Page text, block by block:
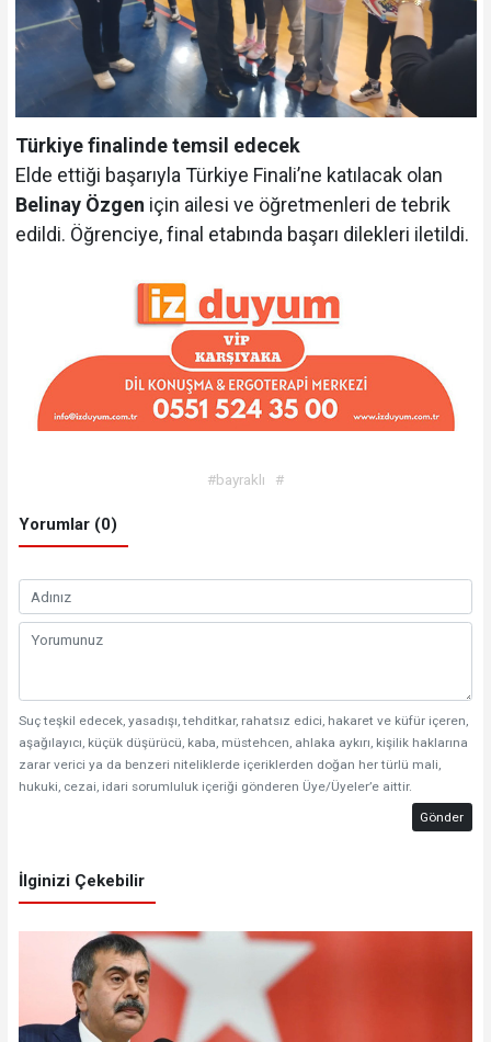
Türkiye finalinde temsil edecek
Elde ettiği başarıyla Türkiye Finali’ne katılacak olan
Belinay Özgen için ailesi ve öğretmenleri de tebrik
edildi. Öğrenciye, final etabında başarı dilekleri iletildi.
#bayraklı #
Yorumlar (0)
Suç teşkil edecek, yasadışı, tehditkar, rahatsız edici, hakaret ve küfür içeren,
aşağılayıcı, küçük düşürücü, kaba, müstehcen, ahlaka aykırı, kişilik haklarına
zarar verici ya da benzeri niteliklerde içeriklerden doğan her türlü mali,
hukuki, cezai, idari sorumluluk içeriği gönderen Üye/Üyeler’e aittir.
Gönder
İlginizi Çekebilir